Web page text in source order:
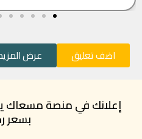
اضف تعليق عرض
إعلانك في منصة مسعاك
بسعر